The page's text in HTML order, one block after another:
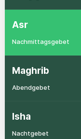
Asr
Nachmittagsgebet
Maghrib
Abendgebet
Isha
Nachtgebet